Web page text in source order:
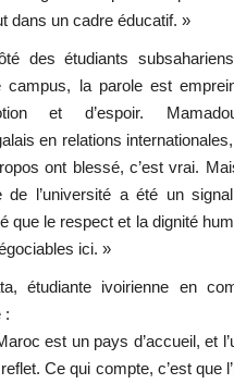
dans un cadre éducatif. »
des étudiants
campus, la parole est
et d’espoir.
en relations
ont blessé, c’est vrai.
de l’université a été un
que le respect et la dignité
ici. »
étudiante ivoirienne en
:
est un pays d’accueil, et
Ce qui compte, c’est que